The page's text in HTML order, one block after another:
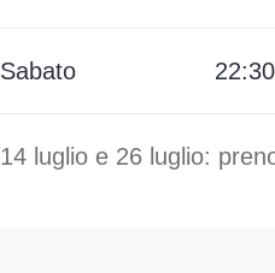
Sabato
14 luglio e 26 luglio: